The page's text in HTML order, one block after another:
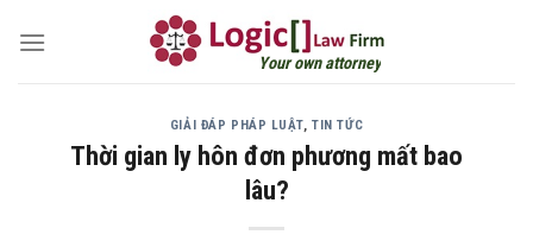
Your own attorney
GIẢI ĐÁP PHÁP LUẬT,TIN TỨC
Thời gian ly hôn đơn phương mất bao
lâu?